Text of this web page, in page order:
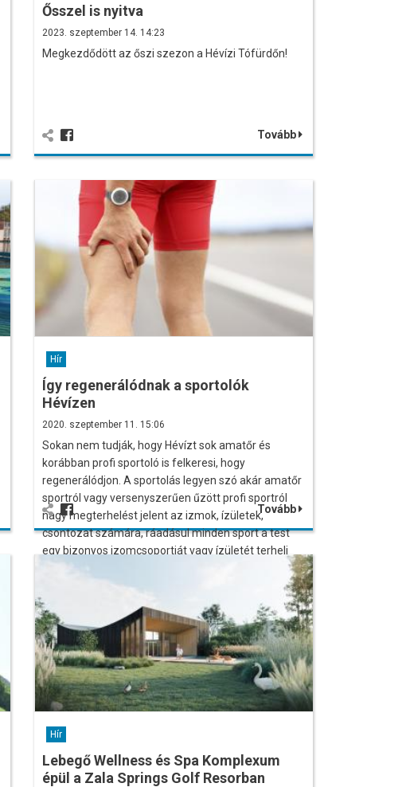
Ősszel is nyitva
2023. szeptember 14. 14:23
Megkezdődött az őszi szezon a Hévízi Tófürdőn!
Tovább
Hír
Így regenerálódnak a sportolók
Hévízen
2020. szeptember 11. 15:06
Sokan nem tudják, hogy Hévízt sok amatőr és
korábban profi sportoló is felkeresi, hogy
regenerálódjon. A sportolás legyen szó akár amatőr
sportról vagy versenyszerűen űzött profi sportról
nagy megterhelést jelent az izmok, ízületek,
csontozat számára, ráadásul minden sport a test
egy bizonyos izomcsoportját vagy ízületét terheli
ízületek fokozott terhelésnek és ezzel együtt sokkal
nagyobb sérülésveszélynek vannak kitéve.
Tovább
Hír
Lebegő Wellness és Spa Komplexum
épül a Zala Springs Golf Resorban